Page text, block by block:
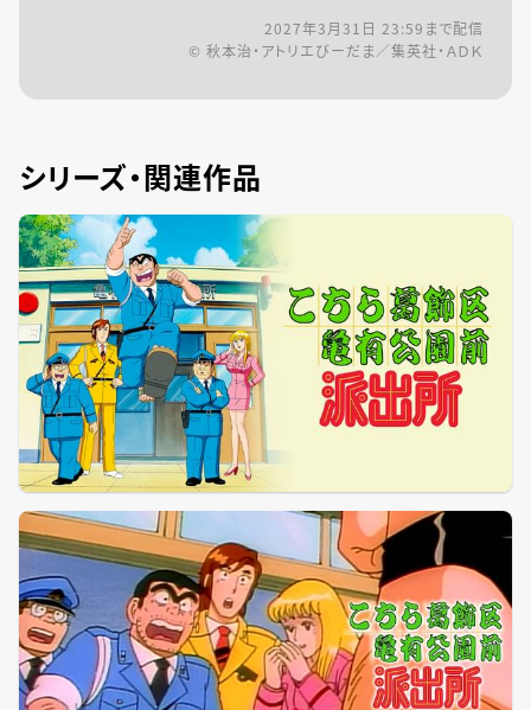
2027年3月31日 23:59 まで配信
© 秋本治・アトリエびーだま／集英社・ＡＤＫ
シリーズ・関連作品